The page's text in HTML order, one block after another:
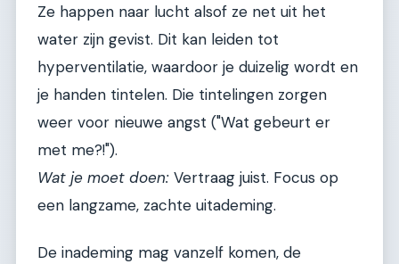
Ze happen naar lucht alsof ze net uit het
water zijn gevist. Dit kan leiden tot
hyperventilatie, waardoor je duizelig wordt en
je handen tintelen. Die tintelingen zorgen
weer voor nieuwe angst ("Wat gebeurt er
met me?!").
Wat je moet doen: Vertraag juist. Focus op
een langzame, zachte uitademing.
De inademing mag vanzelf komen, de